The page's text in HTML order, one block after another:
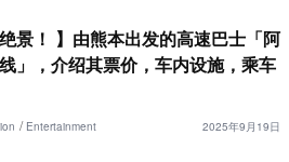
绝景！ 】由熊本出发的高速巴士「阿
」，介绍其票价，车内设施，乘车
Entertainment 2025年9月19日